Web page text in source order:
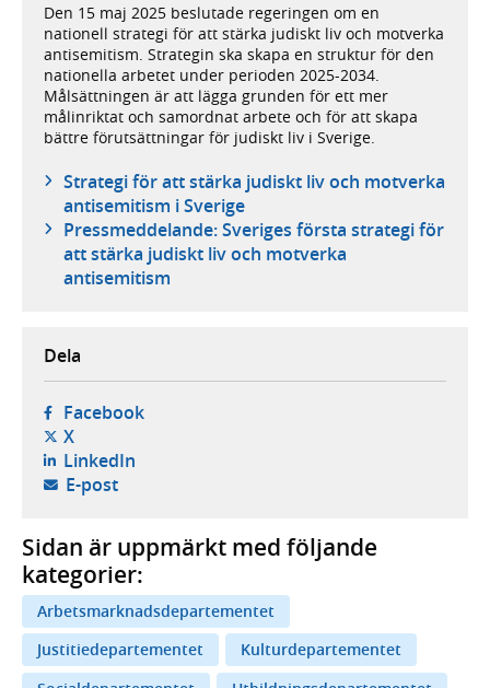
Den 15 maj 2025 beslutade regeringen om en
nationell strategi för att stärka judiskt liv och motverka
antisemitism. Strategin ska skapa en struktur för den
nationella arbetet under perioden 2025-2034.
Målsättningen är att lägga grunden för ett mer
målinriktat och samordnat arbete och för att skapa
bättre förutsättningar för judiskt liv i Sverige.
Strategi för att stärka judiskt liv och motverka
antisemitism i Sverige
Pressmeddelande: Sveriges första strategi för
att stärka judiskt liv och motverka
antisemitism
Dela
Facebook- öppnas i ny flik, extern webbplats,
X- öppnas i ny flik, extern webbplats,
LinkedIn- öppnas i ny flik, extern webbplats,
E-post- öppnar din e-postklient,
Sidan är uppmärkt med följande
kategorier:
Arbetsmarknadsdepartementet
Justitiedepartementet
Kulturdepartementet